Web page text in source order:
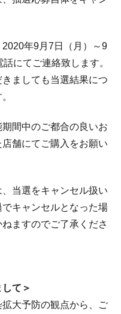
2020年9月7日（月）～9
にてご連絡致します。
ましても当選結果につ
間中のご都合の良いお
舗にてご購入をお願い
当選をキャンセル扱い
キャンセルとなった場
ますのでご了承くださ
て＞
大予防の観点から、ご